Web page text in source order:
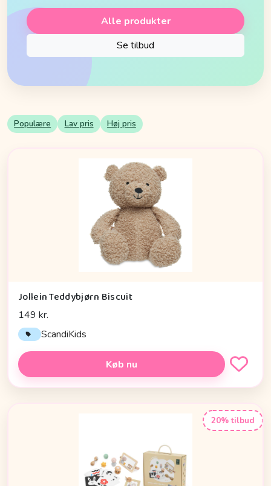
Alle produkter
Se tilbud
Populære Lav pris Høj pris
Jollein Teddybjørn Biscuit
149 kr.
ScandiKids
Køb nu
20% tilbud